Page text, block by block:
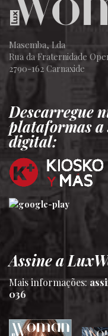
Masemba, Lda
Rua da Fraternidade
2790-162 Carnaxide
Descarregue
plataformas
digital:
Assine a
Mais informações:
036